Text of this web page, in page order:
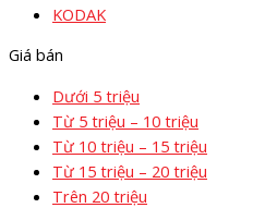
KODAK
Giá bán
Dưới 5 triệu
Từ 5 triệu – 10 triệu
Từ 10 triệu – 15 triệu
Từ 15 triệu – 20 triệu
Trên 20 triệu